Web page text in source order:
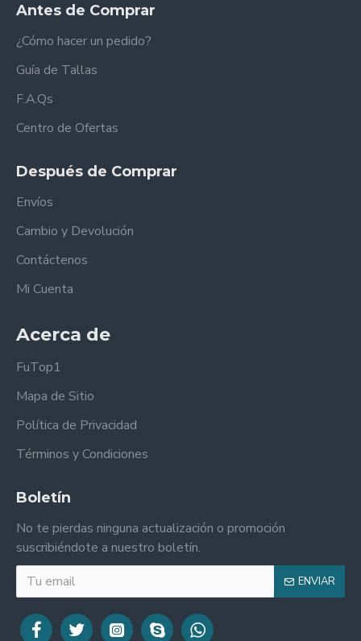
Antes de Comprar
¿Cómo hacer un pedido?
Guía de Tallas
F.A.Qs
Centro de Ofertas
Después de Comprar
Envíos
Cambio y Devolución
Contáctenos
Mi Cuenta
Acerca de
FuTop1
Mapa de Sitio
Política de Privacidad
Términos y Condiciones
Boletín
No te pierdas ninguna actualización o promoción
suscribiéndote a nuestro boletín.
ENVIAR